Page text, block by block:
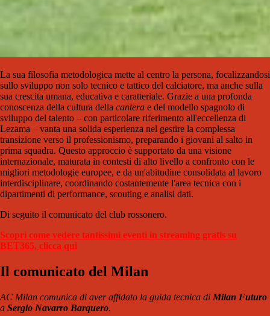
La sua filosofia metodologica mette al centro la persona, focalizzandosi
sullo sviluppo non solo tecnico e tattico del calciatore, ma anche sulla
sua crescita umana, educativa e caratteriale. Grazie a una profonda
conoscenza della cultura della cantera e del modello spagnolo di
sviluppo del talento – con particolare riferimento all'eccellenza di
Lezama – vanta una solida esperienza nel gestire la complessa
transizione verso il professionismo, preparando i giovani al salto in
prima squadra. Questo approccio è supportato da una visione
internazionale, maturata in contesti di alto livello a confronto con le
migliori metodologie europee, e da un'abitudine consolidata al lavoro
interdisciplinare, coordinando costantemente l'area tecnica con i
dipartimenti di performance, scouting e analisi dati.
Di seguito il comunicato del club rossonero.
Scopri come vedere tantissimi eventi in streaming gratis su
BET365, clicca qui
Il comunicato del Milan
AC Milan comunica di aver affidato la guida tecnica di Milan Futuro
a Sergio Navarro Barquero.